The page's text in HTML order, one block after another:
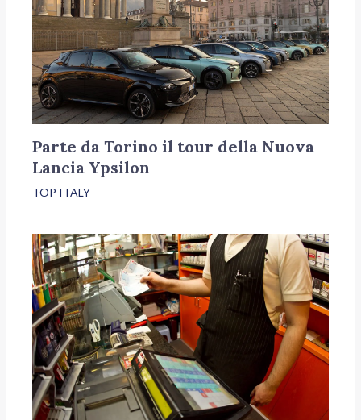
Parte da Torino il tour della Nuova
Lancia Ypsilon
TOP ITALY